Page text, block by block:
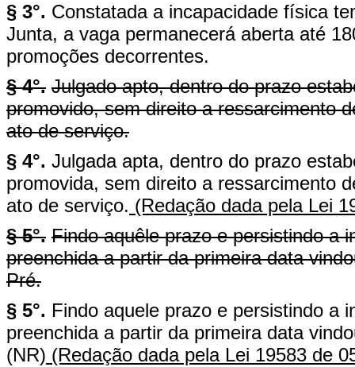
§ 3°. Constatada a incapacidade física
Junta, a vaga permanecerá aberta até
promoções decorrentes.
§ 4°. Julgado apto, dentro do prazo
promovido, sem direito a ressarcimento
ato de serviço.
§ 4°. Julgada apta, dentro do prazo
promovida, sem direito a ressarcimento
ato de serviço. (Redação dada pela Lei
§ 5°. Findo aquêle prazo e persistindo a
preenchida a partir da primeira data
Pré.
§ 5°. Findo aquele prazo e persistindo a
preenchida a partir da primeira data
(NR) (Redação dada pela Lei 19583 de